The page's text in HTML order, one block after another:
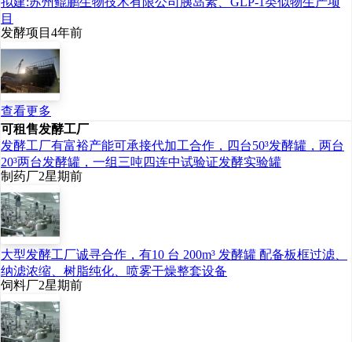
目
发酵项目 4年前
查看更多
可租售发酵工厂
发酵工厂有富裕产能可承接代加工合作，四台50³发酵罐，两台
20³两台发酵罐，一组三吨四连中试验证发酵实验罐
制药厂2星期前
大型发酵工厂诚寻合作，有10 台 200m³ 发酵罐 配备板框过滤、
纳滤浓缩、树脂纯化、喷雾干燥整套设备
饲料厂2星期前